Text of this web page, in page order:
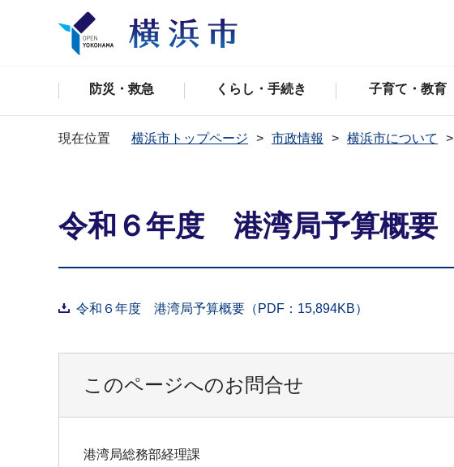
防災・救急 くらし・手続き 子育て・教育
現在位置 横浜市トップページ 市政情報 横浜市について
令和６年度 港湾局予算概要
令和６年度 港湾局予算概要（PDF：15,894KB）
このページへのお問合せ
港湾局総務部経理課